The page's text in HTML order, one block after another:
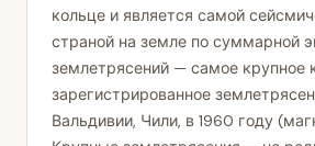
кольце и является самой
страной на земле по суммарной
землетрясений — самое крупное
зарегистрированное
Вальдивии, Чили, в 1960 году